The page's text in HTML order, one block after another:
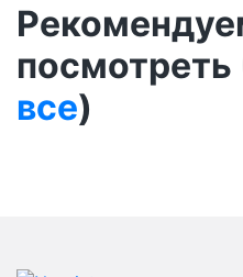
посмотреть
все)